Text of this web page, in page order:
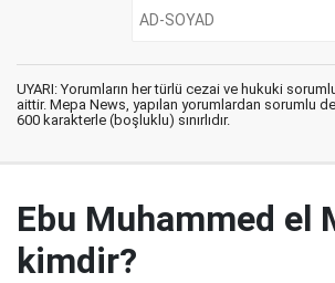
UYARI: Yorumların her türlü cezai ve hukuki
aittir. Mepa News, yapılan yorumlardan sorumlu
600 karakterle (boşluklu) sınırlıdır.
Ebu Muhammed el
kimdir?